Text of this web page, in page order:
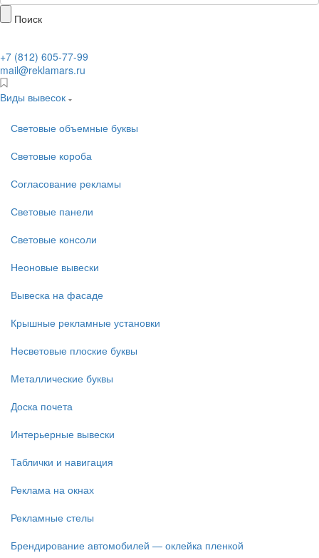
Поиск
+7 (812) 605-77-99
mail@reklamars.ru
Виды вывесок
Световые объемные буквы
Световые короба
Согласование рекламы
Световые панели
Световые консоли
Неоновые вывески
Вывеска на фасаде
Крышные рекламные установки
Несветовые плоские буквы
Металлические буквы
Доска почета
Интерьерные вывески
Таблички и навигация
Реклама на окнах
Рекламные стелы
Брендирование автомобилей — оклейка пленкой